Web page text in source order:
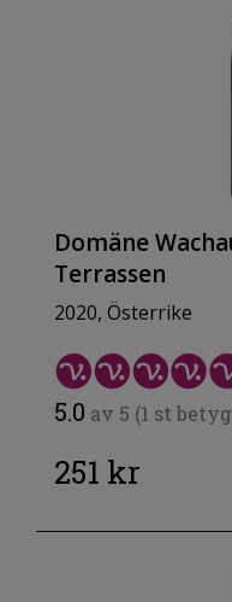
Domäne
Terrassen
2020, Österrike
5.0 av 5 (1 st
251 kr